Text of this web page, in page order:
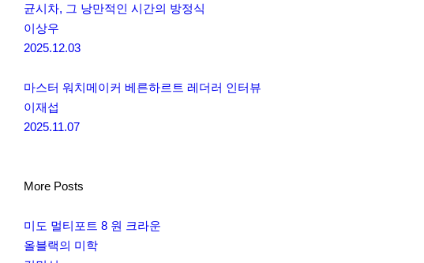
균시차, 그 낭만적인 시간의 방정식
이상우
2025.12.03
마스터 워치메이커 베른하르트 레더러 인터뷰
이재섭
2025.11.07
More Posts
미도 멀티포트 8 원 크라운
올블랙의 미학